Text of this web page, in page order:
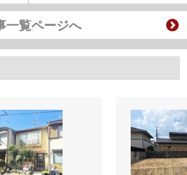
一覧ページへ